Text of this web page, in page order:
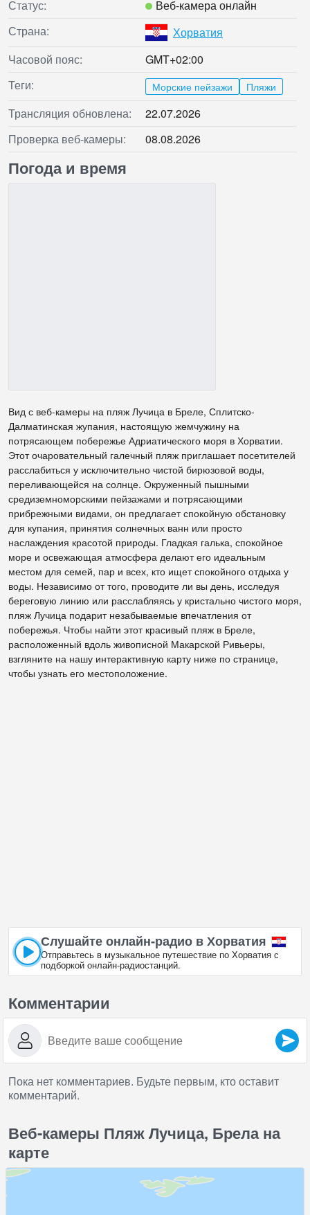
Статус:
Веб‑камера онлайн
Страна:
Хорватия
Часовой пояс:
GMT+02:00
Теги:
Морские пейзажи Пляжи
Трансляция обновлена:
22.07.2026
Проверка веб‑камеры:
08.08.2026
Погода и время
Вид с веб-камеры на пляж Лучица в Бреле, Сплитско-
Далматинская жупания, настоящую жемчужину на
потрясающем побережье Адриатического моря в Хорватии.
Этот очаровательный галечный пляж приглашает посетителей
расслабиться у исключительно чистой бирюзовой воды,
переливающейся на солнце. Окруженный пышными
средиземноморскими пейзажами и потрясающими
прибрежными видами, он предлагает спокойную обстановку
для купания, принятия солнечных ванн или просто
наслаждения красотой природы. Гладкая галька, спокойное
море и освежающая атмосфера делают его идеальным
местом для семей, пар и всех, кто ищет спокойного отдыха у
воды. Независимо от того, проводите ли вы день, исследуя
береговую линию или расслабляясь у кристально чистого моря,
пляж Лучица подарит незабываемые впечатления от
побережья. Чтобы найти этот красивый пляж в Бреле,
расположенный вдоль живописной Макарской Ривьеры,
взгляните на нашу интерактивную карту ниже по странице,
чтобы узнать его местоположение.
Слушайте онлайн‑радио в Хорватия
Отправьтесь в музыкальное путешествие по Хорватия с
подборкой онлайн‑радиостанций.
Комментарии
Пока нет комментариев. Будьте первым, кто оставит
комментарий.
Веб-камеры Пляж Лучица, Брела на
карте